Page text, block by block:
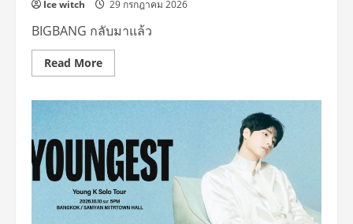
นี้!
Ice witch 29 กรกฎาคม 2026
BIGBANG กลับมาแล้ว
Read MoreRead
more
TOUR
<
XX
COSMOS
>
ตำนาน